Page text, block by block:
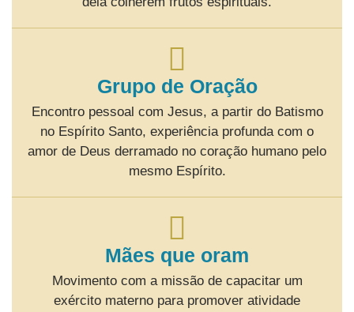
Grupo de Oração
Encontro pessoal com Jesus, a partir do Batismo
no Espírito Santo, experiência profunda com o
amor de Deus derramado no coração humano pelo
mesmo Espírito.
Mães que oram
Movimento com a missão de capacitar um
exército materno para promover atividade